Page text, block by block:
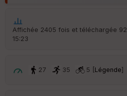
Affichée 2405 fois et téléchargée 92
15:23
27 35 5 [Légende]